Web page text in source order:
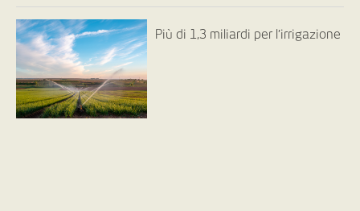
Più di 1,3 miliardi per l’irrigazione